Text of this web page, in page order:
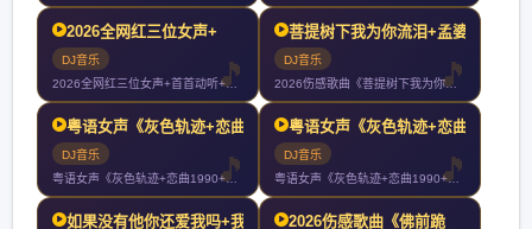
2026全网红三位女声+
DJ音乐
2026全网红三位女声+首首动听+首首伤感+首首爆赞+车载大
菩提树下我为你流泪+孟婆
DJ音乐
2026伤感歌曲《菩提树下我为你流泪+孟婆求你一碗忘情汤+千
粤语女声《灰色轨迹+恋曲
DJ音乐
粤语女声《灰色轨迹+恋曲1990+真的爱着你+富士山下+深夜
粤语女声《灰色轨迹+恋曲
DJ音乐
粤语女声《灰色轨迹+恋曲1990+真的爱着你+富士山下+深夜
如果没有他你还爱我吗+我 2026伤感歌曲《佛前跪